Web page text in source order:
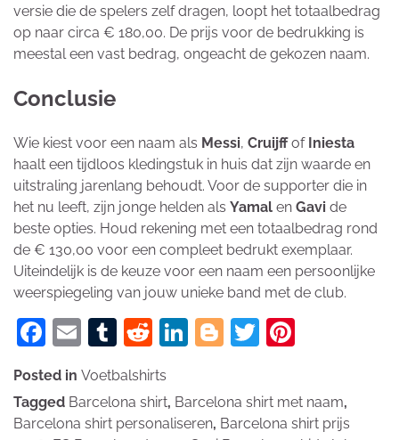
versie die de spelers zelf dragen, loopt het totaalbedrag
op naar circa € 180,00. De prijs voor de bedrukking is
meestal een vast bedrag, ongeacht de gekozen naam.
Conclusie
Wie kiest voor een naam als Messi, Cruijffof Iniesta
haalt een tijdloos kledingstuk in huis dat zijn waarde en
uitstraling jarenlang behoudt. Voor de supporter die in
het nu leeft, zijn jonge helden als Yamal en Gavi de
beste opties. Houd rekening met een totaalbedrag rond
de € 130,00 voor een compleet bedrukt exemplaar.
Uiteindelijk is de keuze voor een naam een persoonlijke
weerspiegeling van jouw unieke band met de club.
Facebook
EmailTumblr
Reddit
LinkedIn
Blogger
Twitter
Posted in Voetbalshirts
Tagged Barcelona shirt, Barcelona shirt met naam,
Barcelona shirt personaliseren, Barcelona shirt prijs